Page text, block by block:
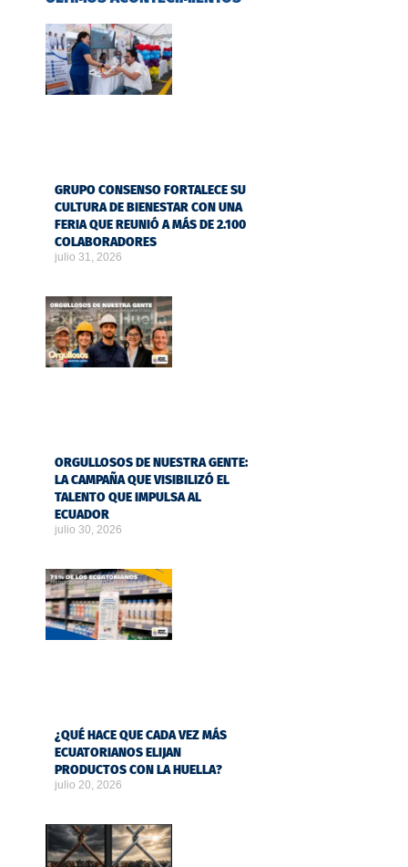
GRUPO CONSENSO FORTALECE SU
CULTURA DE BIENESTAR CON UNA
FERIA QUE REUNIÓ A MÁS DE 2.100
COLABORADORES
julio 31, 2026
ORGULLOSOS DE NUESTRA GENTE:
LA CAMPAÑA QUE VISIBILIZÓ EL
TALENTO QUE IMPULSA AL
ECUADOR
julio 30, 2026
¿QUÉ HACE QUE CADA VEZ MÁS
ECUATORIANOS ELIJAN
PRODUCTOS CON LA HUELLA?
julio 20, 2026